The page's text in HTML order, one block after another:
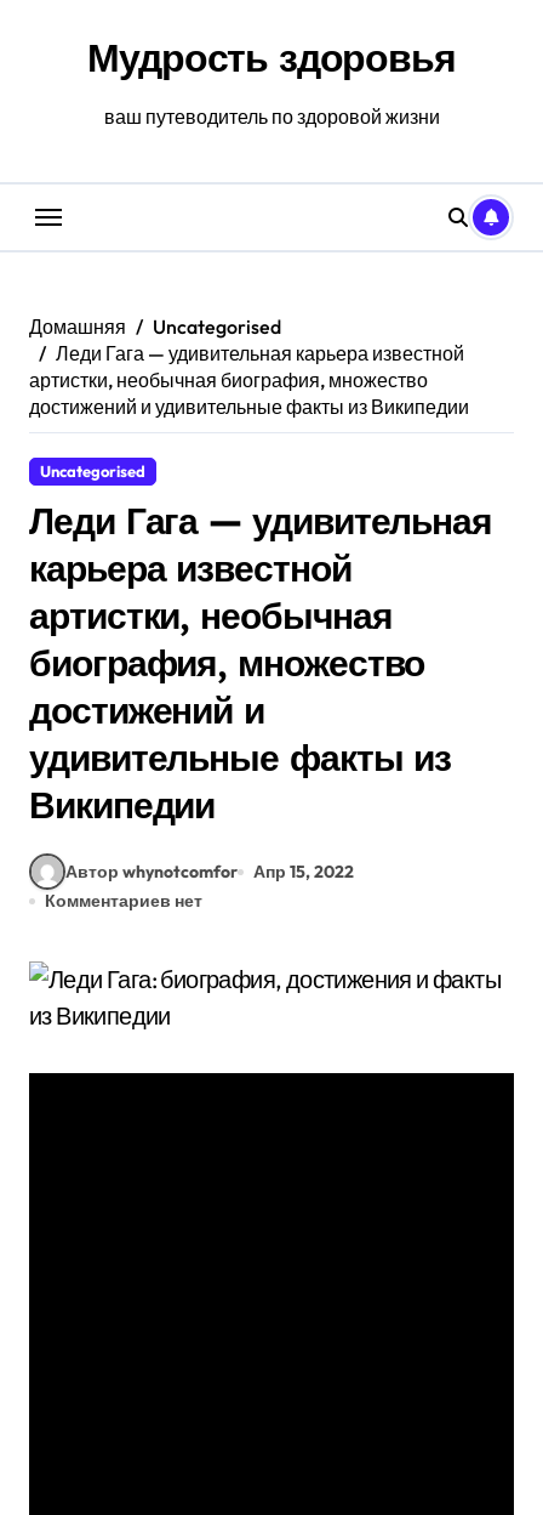
содержаниюМудрость здоровья
ваш путеводитель по здоровой жизни
Домашняя
Uncategorised
Леди Гага — удивительная карьера известной
артистки, необычная биография, множество
достижений и удивительные факты из Википедии
Uncategorised
Леди Гага — удивительная
карьера известной
артистки, необычная
биография, множество
достижений и
удивительные факты из
Википедии
Автор whynotcomfor
Апр 15, 2022
Комментариев нет